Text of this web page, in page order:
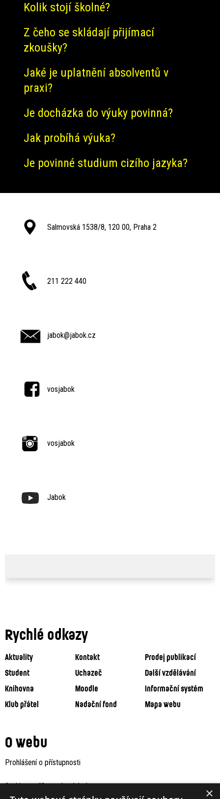
Kolik stojí školné?
Z čeho se skládají přijímací
zkoušky?
Jaké je uplatnění absolventů v
praxi?
Je docházka do výuky povinná?
Jak probíhá výuka?
Je povinné studium cizího jazyka?
Salmovská 1538/8, 120 00, Praha 2
211 222 440
jabok@jabok.cz
vosjabok
vosjabok
Jabok
Rychlé odkazy
Aktuality Kontakt
Prodej publikací
Student
Uchazeč
Další vzdělávání
Knihovna
Moodle
Informační systém
Klub přátel
Nadační fond Mapa webu
O webu
Prohlášení o přístupnosti
Archiv staršího webu Jaboku ×